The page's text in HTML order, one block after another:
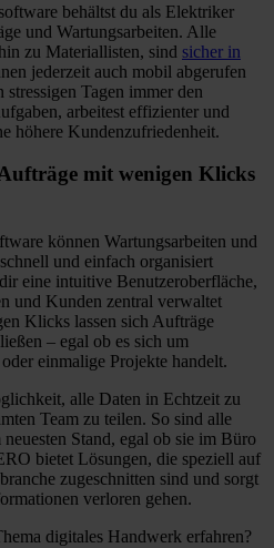
behältst du als Elektriker
und Wartungsarbeiten. Alle
zu Materiallisten, sind sicher in
jederzeit auch mobil abgerufen
Tagen immer den
arbeitest effizienter und
höhere Kundenzufriedenheit.
mit wenigen Klicks
können Wartungsarbeiten und
und einfach organisiert
eine intuitive Benutzeroberfläche,
und Kunden zentral verwaltet
Klicks lassen sich Aufträge
– egal ob es sich um
einmalige Projekte handelt.
alle Daten in Echtzeit zu
Team zu teilen. So sind alle
Stand, egal ob sie im Büro
bietet Lösungen, die speziell auf
zugeschnitten sind und sorgt
verloren gehen.
digitales Handwerk erfahren?